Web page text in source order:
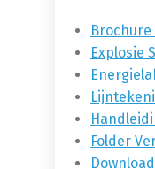
Explosie
Folder